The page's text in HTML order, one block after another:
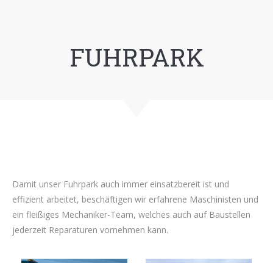
FUHRPARK
Damit unser Fuhrpark auch immer einsatzbereit ist und
effizient arbeitet, beschäftigen wir erfahrene Maschinisten und
ein fleißiges Mechaniker-Team, welches auch auf Baustellen
jederzeit Reparaturen vornehmen kann.